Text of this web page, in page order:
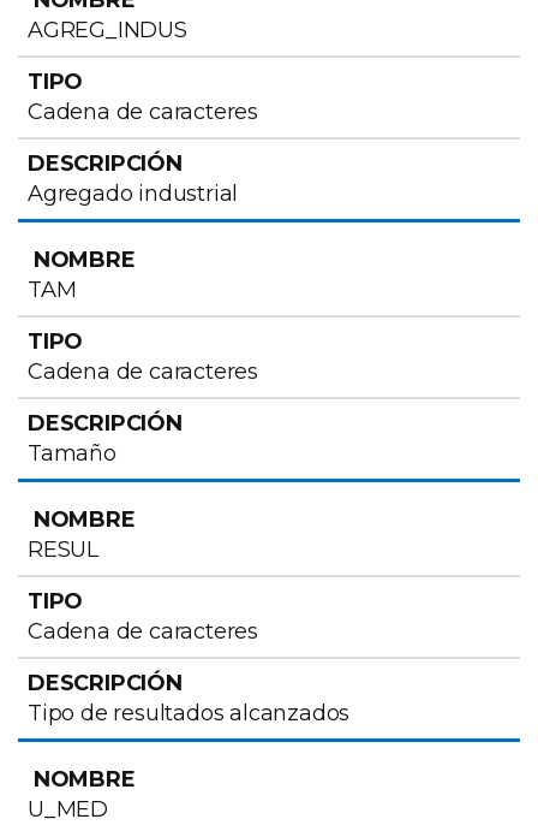
AGREG_INDUS
Cadena de caracteres
Agregado industrial
TAM
Cadena de caracteres
Tamaño
RESUL
Cadena de caracteres
Tipo de resultados alcanzados
U_MED